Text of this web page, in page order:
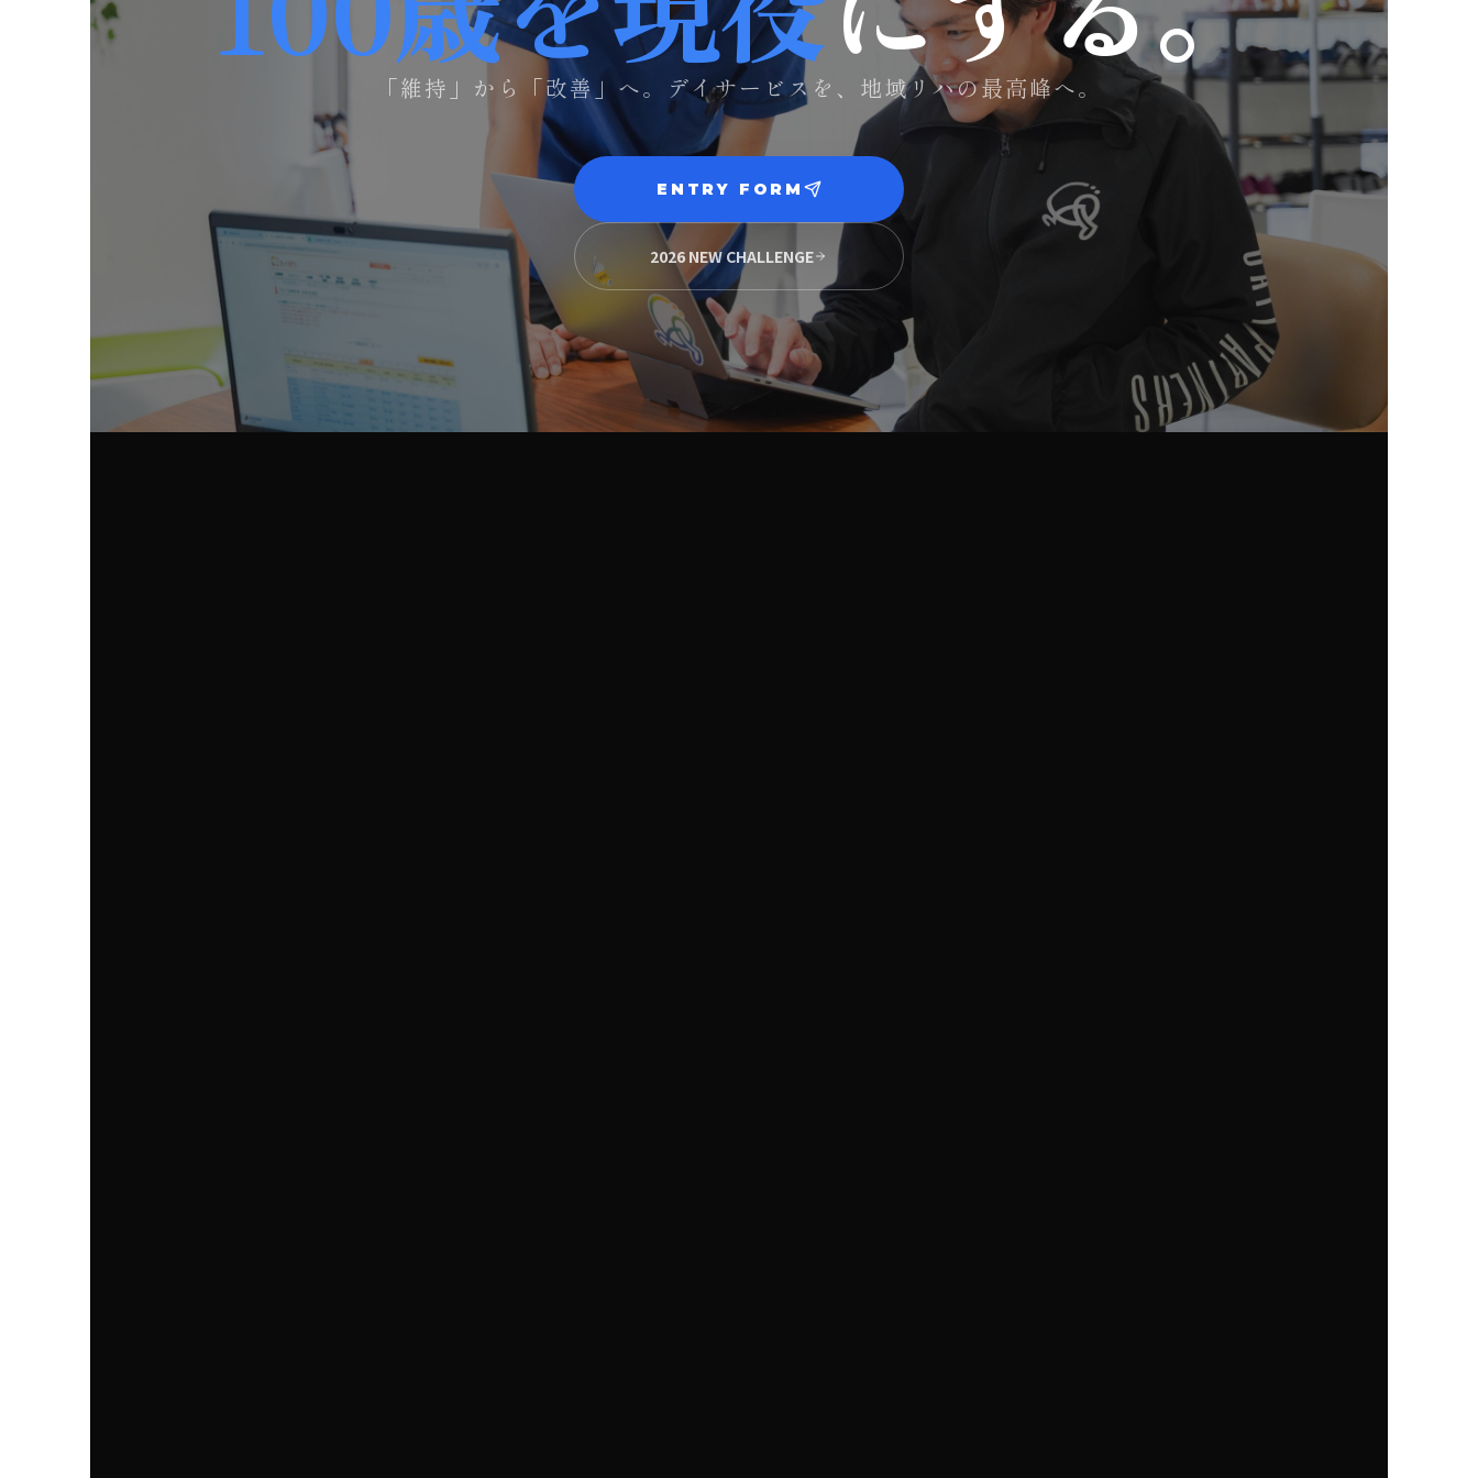
「維持」から「改善」へ。 デイサービスを、地域リハの最高峰へ。
ENTRY FORM
2026 NEW CHALLENGE